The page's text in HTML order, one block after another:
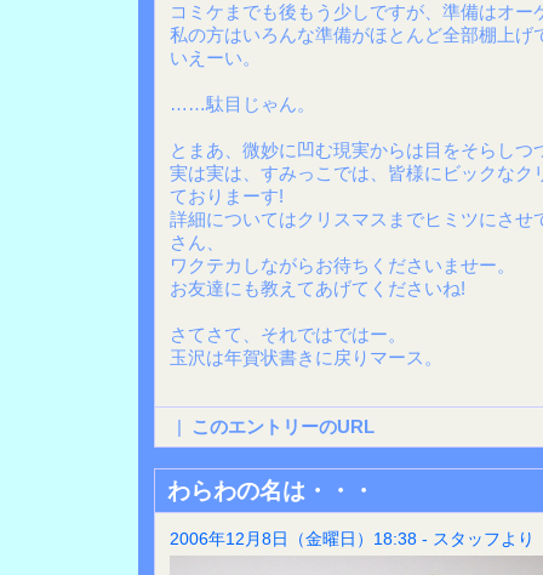
コミケまでも後もう少しですが、準備はオー
私の方はいろんな準備がほとんど全部棚上げ
いえーい。
……駄目じゃん。
とまあ、微妙に凹む現実からは目をそらしつ
実は実は、すみっこでは、皆様にビックなク
ておりまーす!
詳細についてはクリスマスまでヒミツにさせ
さん、
ワクテカしながらお待ちくださいませー。
お友達にも教えてあげてくださいね!
さてさて、それではではー。
玉沢は年賀状書きに戻りマース。
| このエントリーのURL
わらわの名は・・・
2006年12月8日（金曜日）18:38 - スタッフより